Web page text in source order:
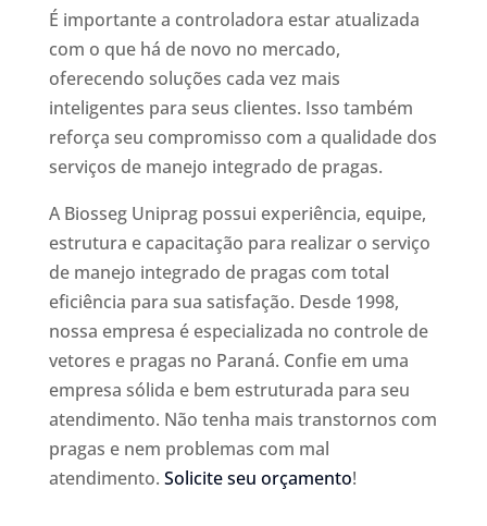
É importante a controladora estar atualizada
com o que há de novo no mercado,
oferecendo soluções cada vez mais
inteligentes para seus clientes. Isso também
reforça seu compromisso com a qualidade dos
serviços de manejo integrado de pragas.
A Biosseg Uniprag possui experiência, equipe,
estrutura e capacitação para realizar o serviço
de manejo integrado de pragas com total
eficiência para sua satisfação. Desde 1998,
nossa empresa é especializada no controle de
vetores e pragas no Paraná. Confie em uma
empresa sólida e bem estruturada para seu
atendimento. Não tenha mais transtornos com
pragas e nem problemas com mal
atendimento. Solicite seu orçamento!